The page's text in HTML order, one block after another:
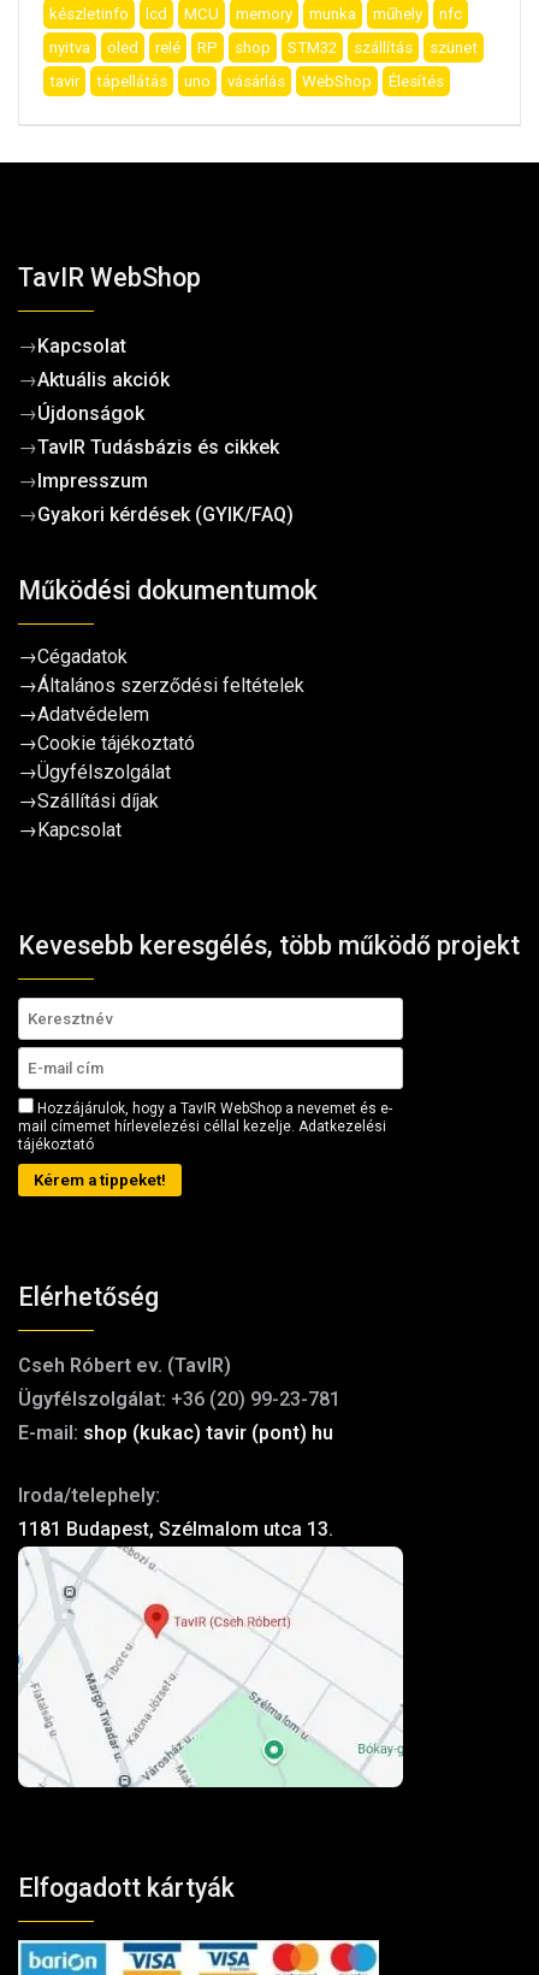
készletinfo
lcd MCU memory munka műhely
nfc
nyitva
oled relé RP shop STM32 szállítás
szünet
tavir
tápellátás uno vásárlás WebShop Élesítés
TavIR WebShop
→Kapcsolat
→Aktuális akciók
→Újdonságok
→TavIR Tudásbázis és cikkek
→ Impresszum
→Gyakori kérdések (GYIK/FAQ)
Működési dokumentumok
→Cégadatok
→Általános szerződési feltételek
→Adatvédelem
→Cookie tájékoztató
→Ügyfélszolgálat
→Szállítási díjak
→ Kapcsolat
Kevesebb keresgélés, több működő projekt
Hozzájárulok, hogy a TavIR WebShop a nevemet és e-
mail címemet hírlevelezési céllal kezelje. Adatkezelési
tájékoztató
Kérem a tippeket!
Elérhetőség
Cseh Róbert ev. (TavIR)
Ügyfélszolgálat: +36 (20) 99-23-781
E-mail: shop (kukac) tavir (pont) hu
Iroda/telephely:
1181 Budapest, Szélmalom utca 13.
Elfogadott kártyák